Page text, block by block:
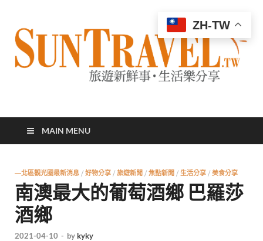
太陽網
MAIN MENU
—北區觀光圈最新消息 / 好物分享 / 旅遊新聞 / 焦點新聞 / 生活分享 / 美食分享
南澳最大的葡萄酒鄉 巴羅莎
酒鄉
2021-04-10 - bykyky
ZH-TW